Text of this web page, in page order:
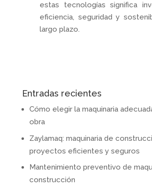
estas tecnologías significa
eficiencia, seguridad y
largo plazo.
Entradas recientes
Cómo elegir la maquinaria
obra
Zaylamaq: maquinaria de
proyectos eficientes y seguros
Mantenimiento preventivo de
construcción